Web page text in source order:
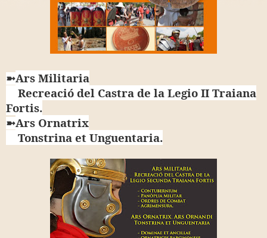
➼Ars Militaria
Recreació del Castra de la Legio II Traiana
Fortis.
➼Ars Ornatrix
Tonstrina et Unguentaria.